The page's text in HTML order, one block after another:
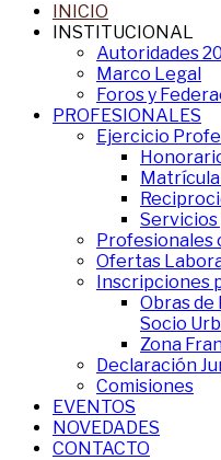
CIJ
Sitio
INICIO
INSTITUCIONAL
Autoridades
Marco Legal
Foros y
PROFESIONALES
Ejercicio
Profesionales
Ofertas
Inscripciones
Obras
Socio
Zona
Declaración
Comisiones
EVENTOS
NOVEDADES
CONTACTO